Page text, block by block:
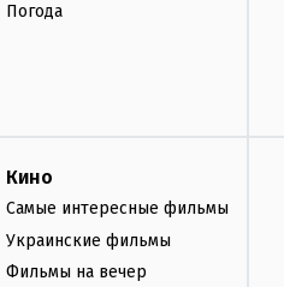
Погода
Кино
Самые интересные фильмы
Украинские фильмы
Фильмы на вечер